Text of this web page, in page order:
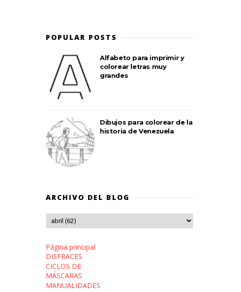
POPULAR POSTS
Alfabeto para imprimir y
colorear letras muy
grandes
Dibujos para colorear de la
historia de Venezuela
ARCHIVO DEL BLOG
Página principal
DISFRACES
CICLOS DE
MÁSCARAS
MANUALIDADES